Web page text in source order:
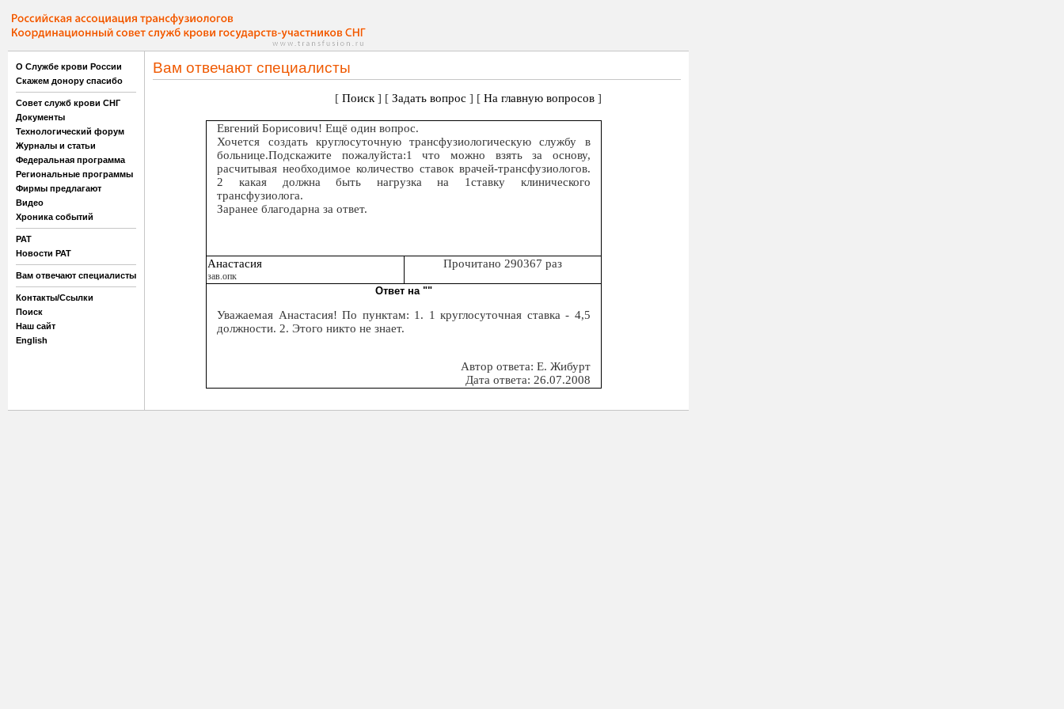
О Службе крови России
Скажем донору спасибо
Совет служб крови СНГ
Документы
Технологический форум
Журналы и статьи
Федеральная программа
Региональные программы
Фирмы предлагают
Видео
Хроника событий
РАТ
Новости РАТ
Вам отвечают специалисты
Контакты/Ссылки
Поиск
Наш сайт
English
Вам отвечают специалисты
[ Поиск] [ Задать вопрос ] [ На главную вопросов]
Евгений Борисович! Ещё один вопрос.
Хочется создать круглосуточную трансфузиологическую службу в
больнице.Подскажите пожалуйста:1 что можно взять за основу,
расчитывая необходимое количество ставок врачей-трансфузиологов.
2 какая должна быть нагрузка на 1ставку клинического
трансфузиолога.
Заранее благодарна за ответ.
Анастасия
зав.опк
Прочитано 290367 раз
Ответ на ""
Уважаемая Анастасия! По пунктам: 1. 1 круглосуточная ставка - 4,5
должности. 2. Этого никто не знает.
Автор ответа: Е. Жибурт
Дата ответа: 26.07.2008